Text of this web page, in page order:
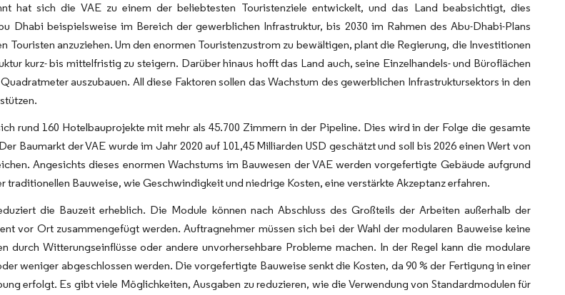
hat sich die VAE zu einem der beliebtesten Touristenziele entwickelt, und das Land beabsichtigt, dies
Dhabi beispielsweise im Bereich der gewerblichen Infrastruktur, bis 2030 im Rahmen des Abu-Dhabi-Plans
Touristen anzuziehen. Um den enormen Touristenzustrom zu bewältigen, plant die Regierung, die Investitionen
kurz- bis mittelfristig zu steigern. Darüber hinaus hofft das Land auch, seine Einzelhandels- und Büroflächen
auszubauen. All diese Faktoren sollen das Wachstum des gewerblichen Infrastruktursektors in den
rund 160 Hotelbauprojekte mit mehr als 45.700 Zimmern in der Pipeline. Dies wird in der Folge die gesamte
Baumarkt der VAE wurde im Jahr 2020 auf 101,45 Milliarden USD geschätzt und soll bis 2026 einen Wert von
Angesichts dieses enormen Wachstums im Bauwesen der VAE werden vorgefertigte Gebäude aufgrund
traditionellen Bauweise, wie Geschwindigkeit und niedrige Kosten, eine verstärkte Akzeptanz erfahren.
die Bauzeit erheblich. Die Module können nach Abschluss des Großteils der Arbeiten außerhalb der
vor Ort zusammengefügt werden. Auftragnehmer müssen sich bei der Wahl der modularen Bauweise keine
durch Witterungseinflüsse oder andere unvorhersehbare Probleme machen. In der Regel kann die modulare
weniger abgeschlossen werden. Die vorgefertigte Bauweise senkt die Kosten, da 90 % der Fertigung in einer
erfolgt. Es gibt viele Möglichkeiten, Ausgaben zu reduzieren, wie die Verwendung von Standardmodulen für